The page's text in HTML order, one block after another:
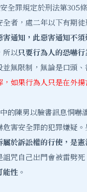
罪規定於刑法第305
全者，處二年以下有期
害通知，此惡害通知不
所以只要行為人的恐嚇
並無限制，無論是口頭
，如果行為人只是在外
陳男以臉書訊息恫嚇
危害安全罪的犯罪嫌疑
屬於訴訟權的行使，是
詛咒自己出門會被雷劈
能性 。